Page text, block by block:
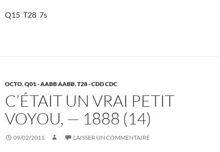
Q15 T28 7s
OCTO,Q01 - AABB AABB,T28 - CDD CDC
C’ÉTAIT UN VRAI PETIT
VOYOU, — 1888 (14)
09/02/2011 LAISSER UN COMMENTAIRE